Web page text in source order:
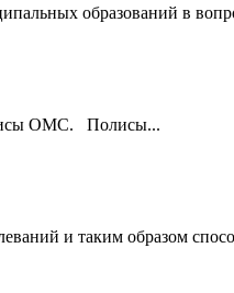
образований в
ОМС. Полисы...
и таким образом